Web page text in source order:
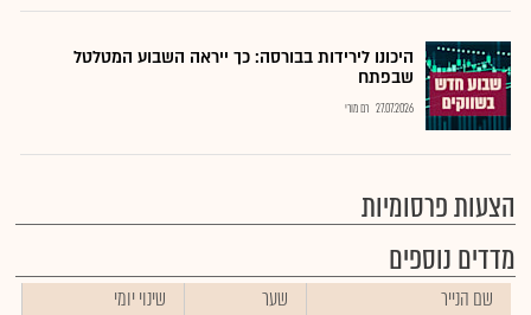
היכונו לירידות בבורסה: כך ייראה השבוע המטלטל
שבפתח
27.07.2026 רם מורי
הצעות פרסומיות
מדדים נוספים
שם הנייר שער
שינוי יומי